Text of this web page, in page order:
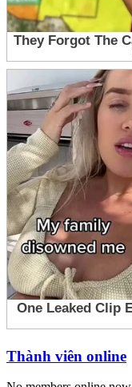
Thành viên online